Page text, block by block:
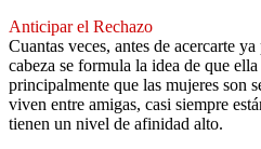
Anticipar el Rechazo
Cuantas veces, antes de acercarte
cabeza se formula la idea de que
principalmente que las mujeres son
viven entre amigas, casi siempre
tienen un nivel de afinidad alto.